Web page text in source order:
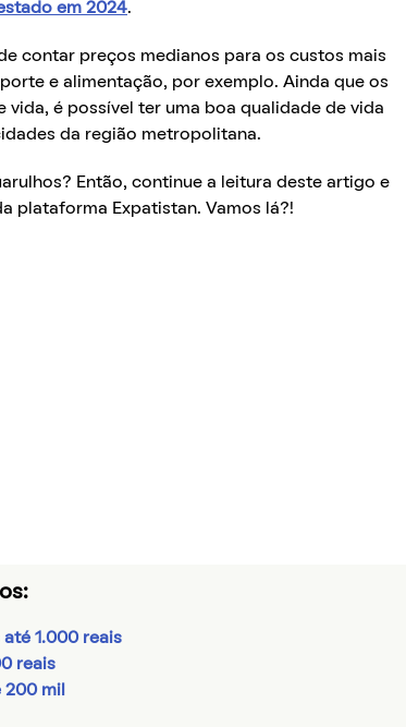
em 2024.
contar preços medianos para os custos mais
e alimentação, por exemplo. Ainda que os
é possível ter uma boa qualidade de vida
da região metropolitana.
Então, continue a leitura deste artigo e
plataforma Expatistan. Vamos lá?!
1.000 reais
reais
mil